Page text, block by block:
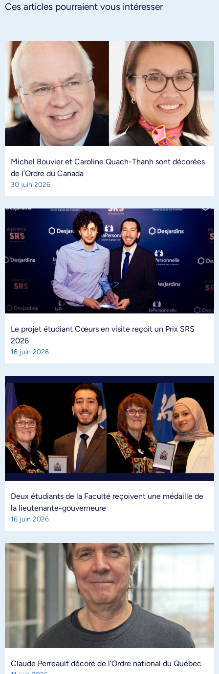
Ces articles pourraient vous intéresser
Michel Bouvier et Caroline Quach-Thanh sont décorées
de l’Ordre du Canada
30 juin 2026
Le projet étudiant Cœurs en visite reçoit un Prix SRS
2026
16 juin 2026
Deux étudiants de la Faculté reçoivent une médaille de
la lieutenante-gouverneure
16 juin 2026
Claude Perreault décoré de l’Ordre national du Québec